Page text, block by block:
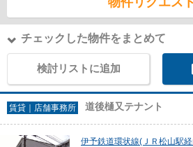
チェックした物件をまとめて
検討リストに追加
賃貸｜店舗事務所 道後樋又テナント
伊予鉄道環状線(ＪＲ松山駅